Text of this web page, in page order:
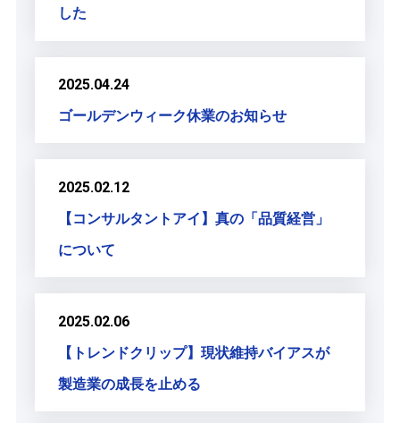
した
2025.04.24
ゴールデンウィーク休業のお知らせ
2025.02.12
【コンサルタントアイ】真の「品質経営」
について
2025.02.06
【トレンドクリップ】現状維持バイアスが
製造業の成長を止める